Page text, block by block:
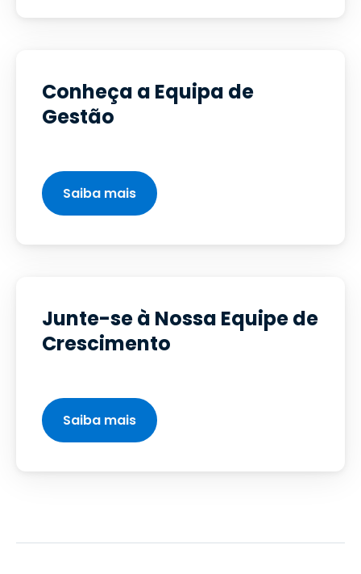
Conheça a Equipa de
Gestão
Saiba mais
Junte-se à Nossa Equipe de
Crescimento
Saiba mais